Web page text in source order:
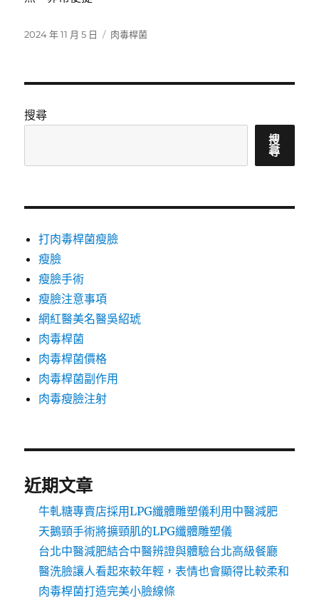
發
2024 年 11 月 5 日
分
肉毒桿菌
搜尋
搜
尋
打肉毒桿菌瘦臉
瘦臉
瘦臉手術
瘦臉注意事項
網紅醫美名醫吳紹琥
肉毒桿菌
肉毒桿菌價格
肉毒桿菌副作用
肉毒瘦臉注射
近期文章
牛軋糖專賣店採用LPG纖體雕塑儀利用中醫減肥
天鵝頸手術將擴頸肌的LPG纖體雕塑儀
台北中醫減肥結合中醫辨證與體驗台北高級餐廳
醫洗臉讓人看起來較年輕，表情也會顯得比較柔和
肉毒桿菌打造完美小臉線條